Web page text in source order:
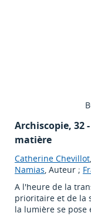
Archiscopie, 32
matière
Catherine Chevillot
Namias, Auteur ;
A l'heure de la
prioritaire et de la
la lumière se pose